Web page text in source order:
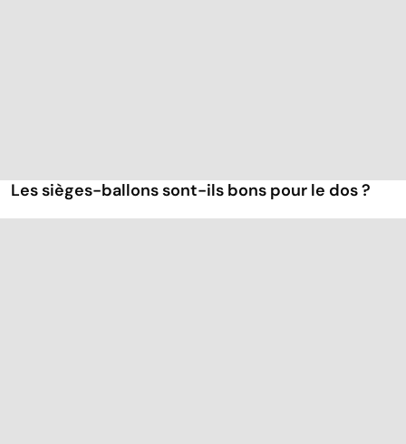
Les sièges-ballons sont-ils bons pour le dos ?